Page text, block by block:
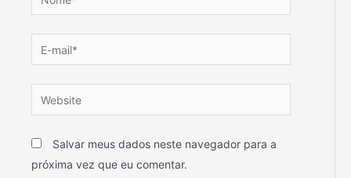
Salvar meus dados neste navegador para a
próxima vez que eu comentar.